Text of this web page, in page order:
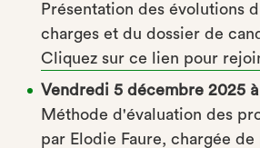
Présentation des évolutions
charges et du dossier de
Cliquez sur ce lien pour
Vendredi 5 décembre 2025 à
Méthode d'évaluation des
par Elodie Faure, chargée